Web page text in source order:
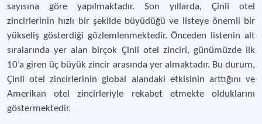
sayısına göre yapılmaktadır. Son yıllarda, Çinli otel
zincirlerinin hızlı bir şekilde büyüdüğü ve listeye önemli bir
yükseliş gösterdiği gözlemlenmektedir. Önceden listenin alt
sıralarında yer alan birçok Çinli otel zinciri, günümüzde ilk
10’a giren üç büyük zincir arasında yer almaktadır. Bu durum,
Çinli otel zincirlerinin global alandaki etkisinin arttığını ve
Amerikan otel zincirleriyle rekabet etmekte olduklarını
göstermektedir.